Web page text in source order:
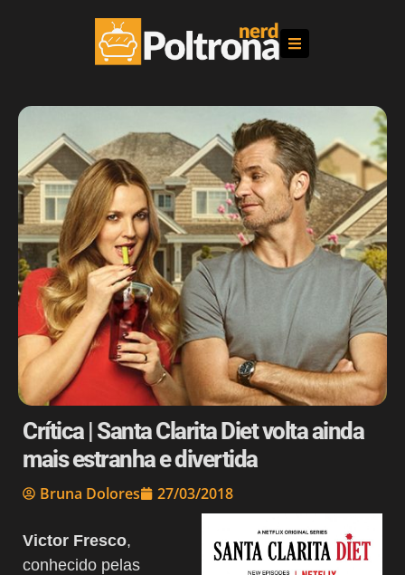
Crítica | Santa Clarita Diet volta ainda
mais estranha e divertida
Bruna Dolores 27/03/2018
Victor Fresco,
conhecido pelas